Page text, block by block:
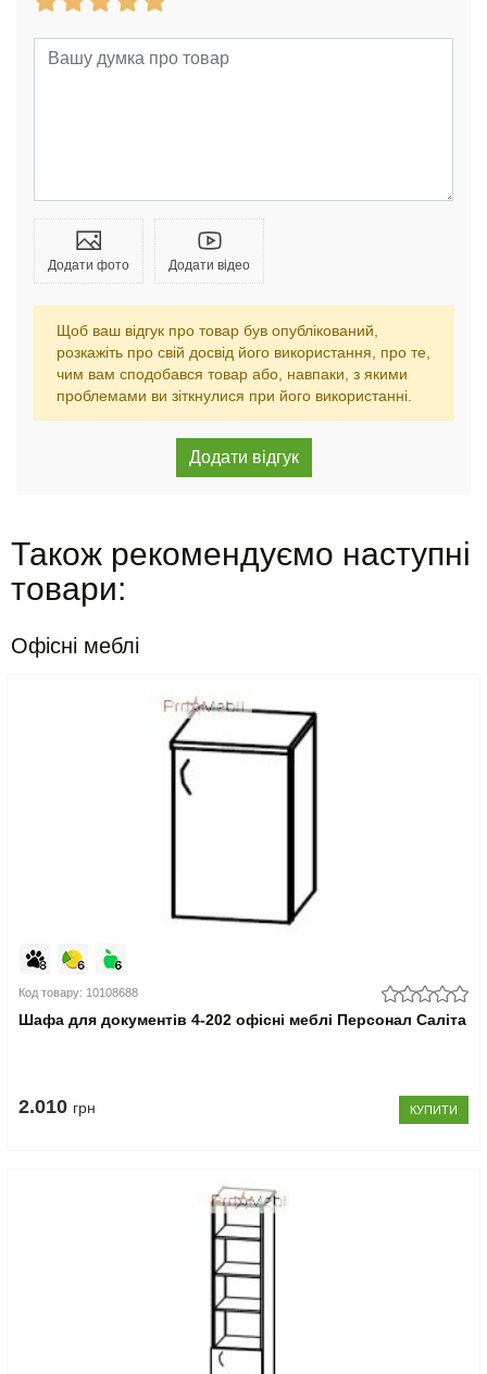
Додати фото Додати відео
Щоб ваш відгук про товар був опублікований,
розкажіть про свій досвід його використання, про те,
чим вам сподобався товар або, навпаки, з якими
проблемами ви зіткнулися при його використанні.
Також рекомендуємо наступні
товари:
Офісні меблі
Код товару: 10108688
Шафа для документів 4-202 офісні меблі Персонал Саліта
2.010 грн КУПИТИ